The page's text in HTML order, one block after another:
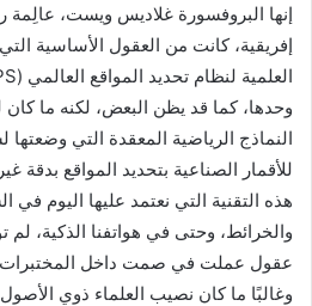
إنها البروفسورة غلاديس ويست،
إفريقية، كانت من العقول الأساسية
وحدها، كما قد يظن البعض، لكنه ما كان
النماذج الرياضية المعقدة التي
للأقمار الصناعية بتحديد المواقع بدقة
هذه التقنية التي نعتمد عليها اليوم في
والخرائط، وحتى في هواتفنا الذكية، لم
عقول عملت في صمت داخل المختبرات،
وغالبًا ما كان نصيب العلماء ذوي